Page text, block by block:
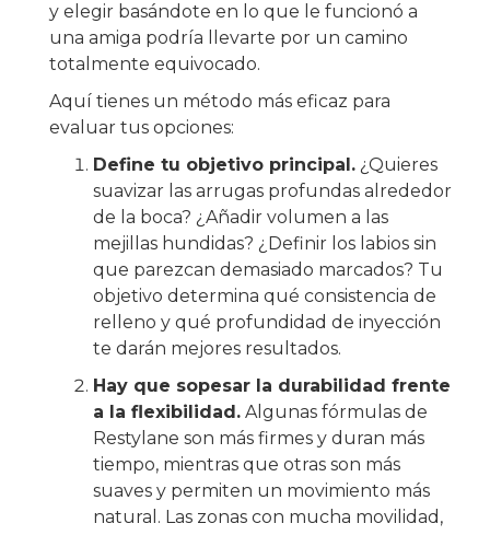
y elegir basándote en lo que le funcionó a
una amiga podría llevarte por un camino
totalmente equivocado.
Aquí tienes un método más eficaz para
evaluar tus opciones:
Define tu objetivo principal. ¿Quieres
suavizar las arrugas profundas alrededor
de la boca? ¿Añadir volumen a las
mejillas hundidas? ¿Definir los labios sin
que parezcan demasiado marcados? Tu
objetivo determina qué consistencia de
relleno y qué profundidad de inyección
te darán mejores resultados.
Hay que sopesar la durabilidad frente
a la flexibilidad. Algunas fórmulas de
Restylane son más firmes y duran más
tiempo, mientras que otras son más
suaves y permiten un movimiento más
natural. Las zonas con mucha movilidad,